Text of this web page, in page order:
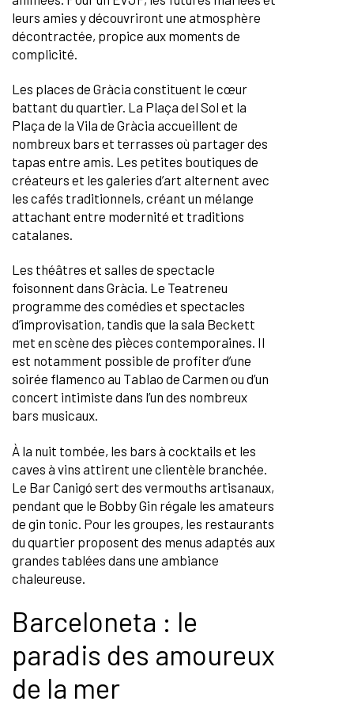
leurs amies y découvriront une atmosphère
décontractée, propice aux moments de
complicité.
Les places de Gràcia constituent le cœur
battant du quartier. La Plaça del Sol et la
Plaça de la Vila de Gràcia accueillent de
nombreux bars et terrasses où partager des
tapas entre amis. Les petites boutiques de
créateurs et les galeries d’art alternent avec
les cafés traditionnels, créant un mélange
attachant entre modernité et traditions
catalanes.
Les théâtres et salles de spectacle
foisonnent dans Gràcia. Le Teatreneu
programme des comédies et spectacles
d’improvisation, tandis que la sala Beckett
met en scène des pièces contemporaines. Il
est notamment possible de profiter d’une
soirée flamenco au Tablao de Carmen ou d’un
concert intimiste dans l’un des nombreux
bars musicaux.
À la nuit tombée, les bars à cocktails et les
caves à vins attirent une clientèle branchée.
Le Bar Canigó sert des vermouths artisanaux,
pendant que le Bobby Gin régale les amateurs
de gin tonic. Pour les groupes, les restaurants
du quartier proposent des menus adaptés aux
grandes tablées dans une ambiance
chaleureuse.
Barceloneta : le
paradis des amoureux
de la mer